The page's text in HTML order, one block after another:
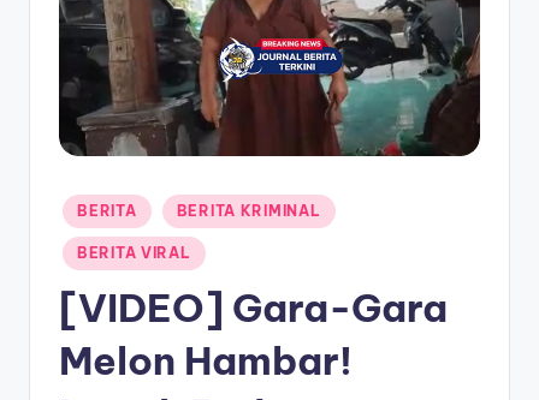
B
Posted
in
BERITA BERITA KRIMINAL
BERITA VIRAL
[VIDEO] Gara-Gara
Melon Hambar!